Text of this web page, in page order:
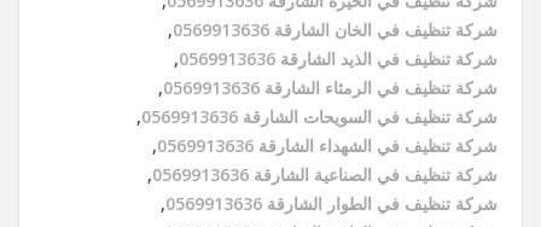
شركة تنظيف في الخان الشارقة 0569913636
,
شركة تنظيف في الذيد الشارقة 0569913636
,
شركة تنظيف في الرمثاء الشارقة 0569913636
,
شركة تنظيف في السويحات الشارقة 0569913636
,
شركة تنظيف في الشهداء الشارقة 0569913636
,
شركة تنظيف في الصناعية الشارقة 0569913636
,
شركة تنظيف في الطوار الشارقة 0569913636
,